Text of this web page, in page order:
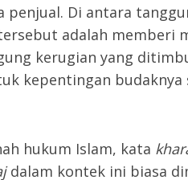
penjual. Di antara
adalah memberi
kerugian yang
kepentingan budaknya
Islam, kata
dalam kontek ini biasa